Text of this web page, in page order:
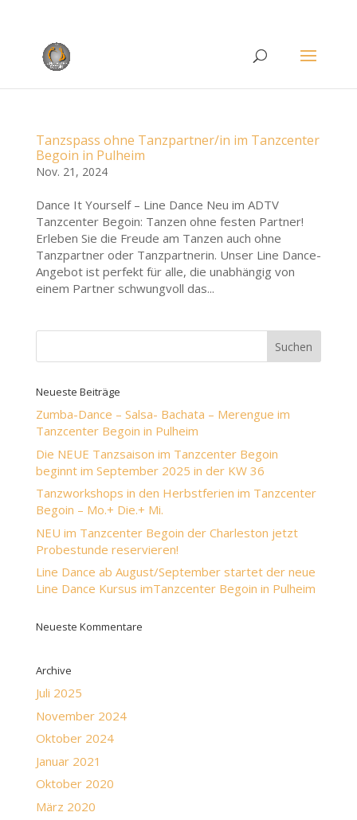
Tanzspass ohne Tanzpartner/in im Tanzcenter
Begoin in Pulheim
Nov. 21, 2024
Dance It Yourself – Line Dance Neu im ADTV
Tanzcenter Begoin: Tanzen ohne festen Partner!
Erleben Sie die Freude am Tanzen auch ohne
Tanzpartner oder Tanzpartnerin. Unser Line Dance-
Angebot ist perfekt für alle, die unabhängig von
einem Partner schwungvoll das...
Neueste Beiträge
Zumba-Dance – Salsa- Bachata – Merengue im
Tanzcenter Begoin in Pulheim
Die NEUE Tanzsaison im Tanzcenter Begoin
beginnt im September 2025 in der KW 36
Tanzworkshops in den Herbstferien im Tanzcenter
Begoin – Mo.+ Die.+ Mi.
NEU im Tanzcenter Begoin der Charleston jetzt
Probestunde reservieren!
Line Dance ab August/September startet der neue
Line Dance Kursus imTanzcenter Begoin in Pulheim
Neueste Kommentare
Archive
Juli 2025
November 2024
Oktober 2024
Januar 2021
Oktober 2020
März 2020